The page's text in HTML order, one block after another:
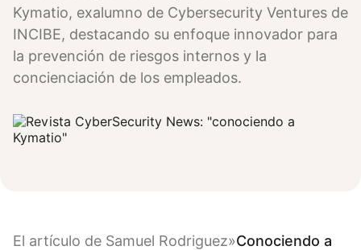
Kymatio, exalumno de Cybersecurity Ventures de
INCIBE, destacando su enfoque innovador para
la prevención de riesgos internos y la
concienciación de los empleados.
El artículo de Samuel Rodriguez»Conociendo a